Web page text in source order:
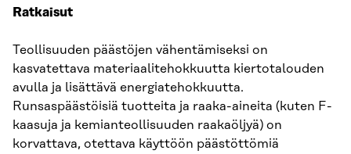
Ratkaisut
Teollisuuden päästöjen vähentämiseksi on
kasvatettava materiaalitehokkuutta kiertotalouden
avulla ja lisättävä energiatehokkuutta.
Runsaspäästöisiä tuotteita ja raaka-aineita (kuten F-
kaasuja ja kemianteollisuuden raakaöljyä) on
korvattava, otettava käyttöön päästöttömiä